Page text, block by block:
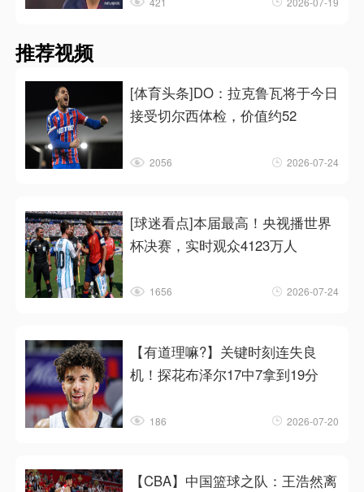
推荐视频
[体育头条]DO：拉克鲁瓦将于今日
接受切尔西体检，价值约52
2056 2026-07-24
[球迷看点]本届最高！央视播世界
杯决赛，实时观众4123万人
1656 2026-07-24
【有道理嘛?】关键时刻连失良
机！探花布泽尔17中7拿到19分
186 2026-07-20
【CBA】中国篮球之队：王浩然离